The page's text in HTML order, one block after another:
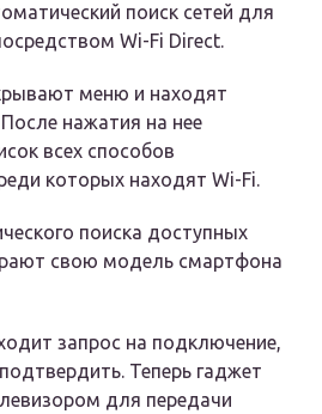
поиск сетей для
Wi-Fi Direct.
меню и находят
нажатия на нее
всех способов
которых находят Wi-Fi.
поиска доступных
свою модель смартфона
запрос на подключение,
Теперь гаджет
для передачи